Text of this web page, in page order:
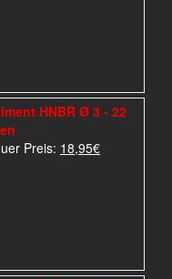
HNBR Ø 3 - 22
Preis: 18,95€Aktueller